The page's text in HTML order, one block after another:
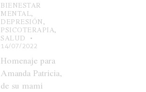
BIENESTAR
MENTAL,
DEPRESIÓN,
PSICOTERAPIA,
SALUD
14/07/2022
Homenaje para
Amanda Patricia,
de su mami